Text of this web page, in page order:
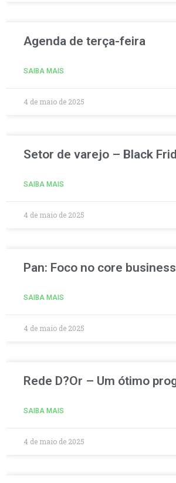
Agenda de terça-feira
SAIBA MAIS
4 de maio de 2025
Setor de varejo – Black
SAIBA MAIS
4 de maio de 2025
Pan: Foco no core business
SAIBA MAIS
4 de maio de 2025
Rede D?Or – Um ótimo
SAIBA MAIS
4 de maio de 2025